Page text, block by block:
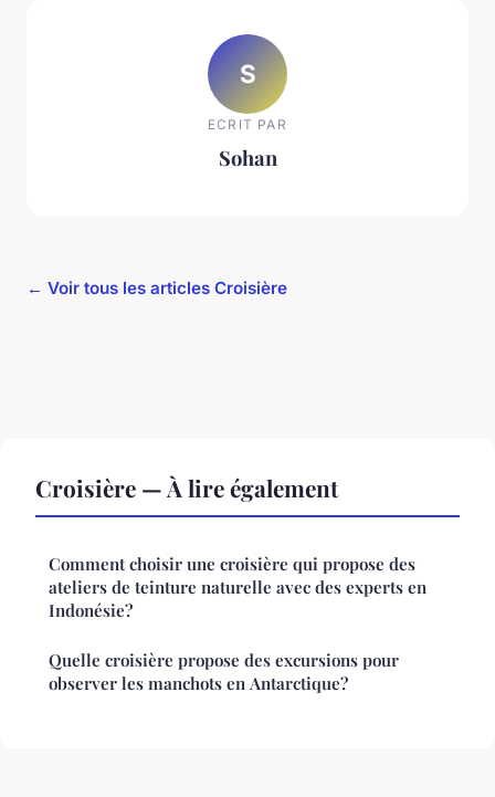
S
ECRIT PAR
Sohan
← Voir tous les articles Croisière
Croisière — À lire également
Comment choisir une croisière qui propose des
ateliers de teinture naturelle avec des experts en
Indonésie?
Quelle croisière propose des excursions pour
observer les manchots en Antarctique?